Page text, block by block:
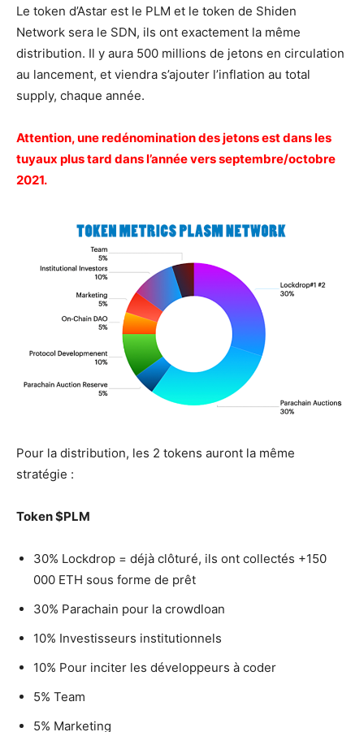
Le token d’Astar est le PLM et le token de Shiden
Network sera le SDN, ils ont exactement la même
distribution. Il y aura 500 millions de jetons en circulation
au lancement, et viendra s’ajouter l’inflation au total
supply, chaque année.
Attention, une redénomination des jetons est dans les
tuyaux plus tard dans l’année vers septembre/octobre
2021.
Pour la distribution, les 2 tokens auront la même
stratégie :
Token $PLM
30% Lockdrop = déjà clôturé, ils ont collectés +150
000 ETH sous forme de prêt
30% Parachain pour la crowdloan
10% Investisseurs institutionnels
10% Pour inciter les développeurs à coder
5% Team
5% Marketing